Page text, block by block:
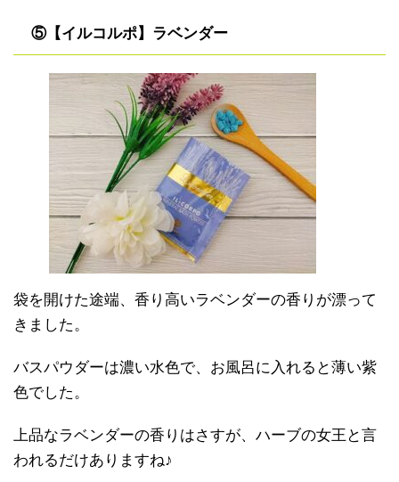
⑤【イルコルポ】ラベンダー
袋を開けた途端、香り高いラベンダーの香りが漂って
きました。
バスパウダーは濃い水色で、お風呂に入れると薄い紫
色でした。
上品なラベンダーの香りはさすが、ハーブの女王と言
われるだけありますね♪